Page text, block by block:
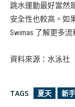
跳水運動最好當然
安全性也較高。如
Swimas 了解更多流
資料來源：水泳社
TAGS 夏天 新手